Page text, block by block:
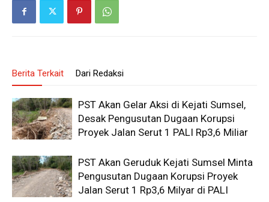
Berita Terkait Dari Redaksi
PST Akan Gelar Aksi di Kejati Sumsel,
Desak Pengusutan Dugaan Korupsi
Proyek Jalan Serut 1 PALI Rp3,6 Miliar
PST Akan Geruduk Kejati Sumsel Minta
Pengusutan Dugaan Korupsi Proyek
Jalan Serut 1 Rp3,6 Milyar di PALI